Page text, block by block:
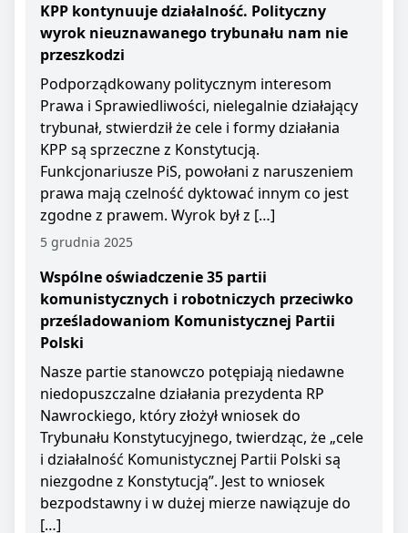
KPP kontynuuje działalność. Polityczny
wyrok nieuznawanego trybunału nam nie
przeszkodzi
Podporządkowany politycznym interesom
Prawa i Sprawiedliwości, nielegalnie działający
trybunał, stwierdził że cele i formy działania
KPP są sprzeczne z Konstytucją.
Funkcjonariusze PiS, powołani z naruszeniem
prawa mają czelność dyktować innym co jest
zgodne z prawem. Wyrok był z […]
5 grudnia 2025
Wspólne oświadczenie 35 partii
komunistycznych i robotniczych przeciwko
prześladowaniom Komunistycznej Partii
Polski
Nasze partie stanowczo potępiają niedawne
niedopuszczalne działania prezydenta RP
Nawrockiego, który złożył wniosek do
Trybunału Konstytucyjnego, twierdząc, że „cele
i działalność Komunistycznej Partii Polski są
niezgodne z Konstytucją”. Jest to wniosek
bezpodstawny i w dużej mierze nawiązuje do
[…]